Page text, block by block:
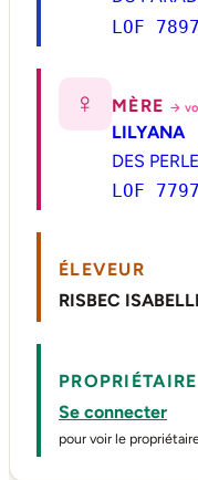
LOF
♀ MÈRE →
LILYANA
DES
LOF
ÉLEVEUR
RISBEC
PROPRIÉTAIRE
Se connecter
pour voir le